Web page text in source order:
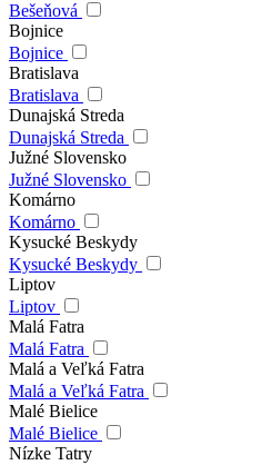
Bešeňová
Bojnice
Bojnice
Bratislava
Bratislava
Dunajská Streda
Dunajská Streda
Južné Slovensko
Južné Slovensko
Komárno
Komárno
Kysucké Beskydy
Kysucké Beskydy
Liptov
Liptov
Malá Fatra
Malá Fatra
Malá a Veľká Fatra
Malá a Veľká Fatra
Malé Bielice
Malé Bielice
Nízke Tatry